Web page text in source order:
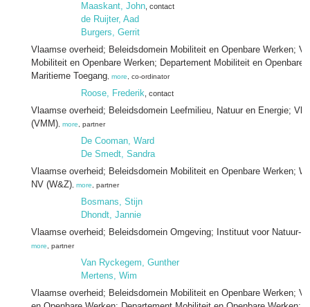
Maaskant, John , contact
de Ruijter, Aad
Burgers, Gerrit
Vlaamse overheid; Beleidsdomein Mobiliteit en Openbare Werken;
Mobiliteit en Openbare Werken; Departement Mobiliteit en Openbare
Maritieme Toegang more , co-ordinator
Roose, Frederik , contact
Vlaamse overheid; Beleidsdomein Leefmilieu, Natuur en Energie;
(VMM) more , partner
De Cooman, Ward
De Smedt, Sandra
Vlaamse overheid; Beleidsdomein Mobiliteit en Openbare Werken;
NV (W&Z) more , partner
Bosmans, Stijn
Dhondt, Jannie
Vlaamse overheid; Beleidsdomein Omgeving; Instituut voor Natuur-
more , partner
Van Ryckegem, Gunther
Mertens, Wim
Vlaamse overheid; Beleidsdomein Mobiliteit en Openbare Werken;